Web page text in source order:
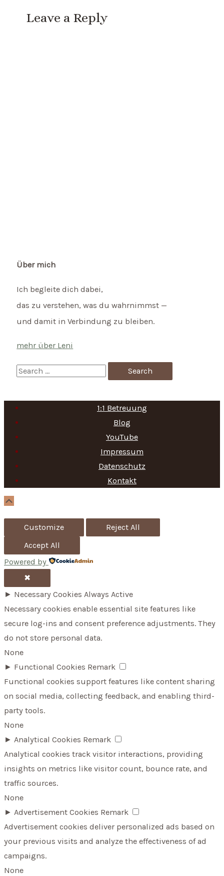
Leave a Reply
Über mich
Ich begleite dich dabei,
das zu verstehen, was du wahrnimmst —
und damit in Verbindung zu bleiben.
mehr über Leni
S
a
h
f
o
1:1 Betreuung
Blog
YouTube
Impressum
Datenschutz
Kontakt
Customize
Reject All
Accept All
Powered by
✖
► Necessary Cookies Always Active
Necessary cookies enable essential site features like
secure log-ins and consent preference adjustments. They
do not store personal data.
None
► Functional Cookies Remark
Functional cookies support features like content sharing
on social media, collecting feedback, and enabling third-
party tools.
None
► Analytical Cookies Remark
Analytical cookies track visitor interactions, providing
insights on metrics like visitor count, bounce rate, and
traffic sources.
None
► Advertisement Cookies Remark
Advertisement cookies deliver personalized ads based on
your previous visits and analyze the effectiveness of ad
campaigns.
None